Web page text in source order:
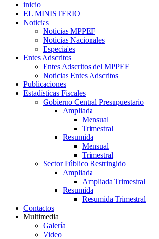
inicio
EL MINISTERIO
Noticias
Noticias MPPEF
Noticias Nacionales
Especiales
Entes Adscritos
Entes Adscritos del MPPEF
Noticias Entes Adscritos
Publicaciones
Estadísticas Fiscales
Gobierno Central Presupuestario
Ampliada
Mensual
Trimestral
Resumida
Mensual
Trimestral
Sector Público Restringido
Ampliada
Ampliada Trimestral
Resumida
Resumida Trimestral
Contactos
Multimedia
Galería
Video